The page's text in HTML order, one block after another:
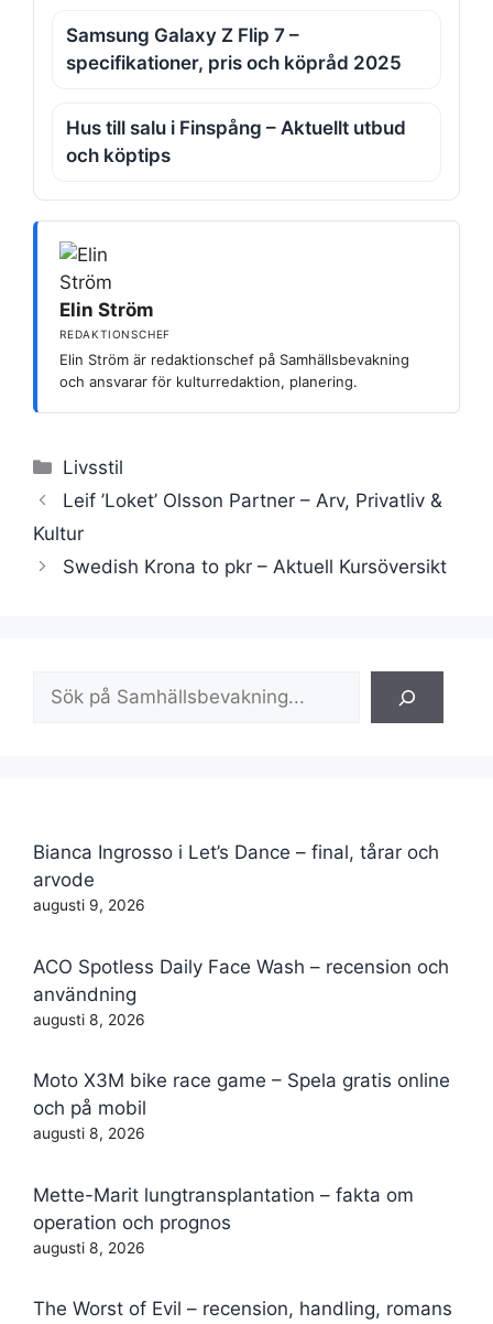
Samsung Galaxy Z Flip 7 –
specifikationer, pris och köpråd 2025
Hus till salu i Finspång – Aktuellt utbud
och köptips
Elin Ström
REDAKTIONSCHEF
Elin Ström är redaktionschef på Samhällsbevakning
och ansvarar för kulturredaktion, planering.
Kategorier
Livsstil
Leif ’Loket’ Olsson Partner – Arv, Privatliv &
Kultur
Swedish Krona to pkr – Aktuell Kursöversikt
Sök
Bianca Ingrosso i Let’s Dance – final, tårar och
arvode
augusti 9, 2026
ACO Spotless Daily Face Wash – recension och
användning
augusti 8, 2026
Moto X3M bike race game – Spela gratis online
och på mobil
augusti 8, 2026
Mette-Marit lungtransplantation – fakta om
operation och prognos
augusti 8, 2026
The Worst of Evil – recension, handling, romans